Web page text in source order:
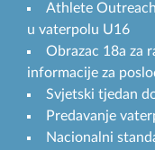
Athlete
u vaterpolu U16
Obrazac 18a za
informacije za
Svjetski tjedan
Predavanje
Nacionalni